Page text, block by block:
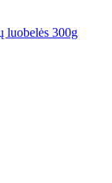
luobelės 300g